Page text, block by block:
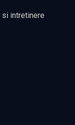
intretinere